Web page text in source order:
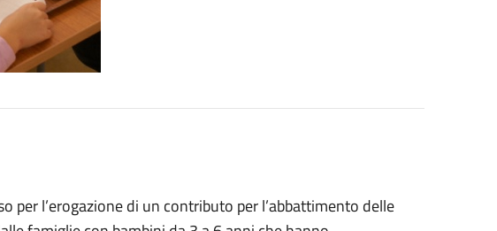
per l’erogazione di un contributo per l’abbattimento delle